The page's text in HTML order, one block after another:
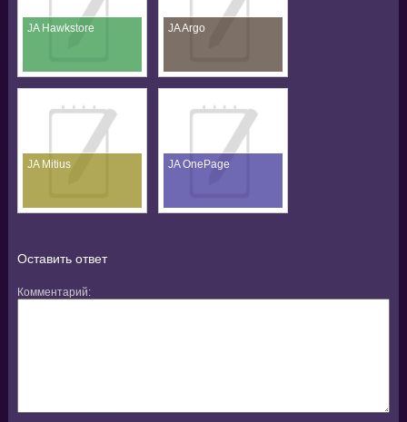
JA Hawkstore JA Argo
JA Mitius JA OnePage
Оставить ответ
Комментарий